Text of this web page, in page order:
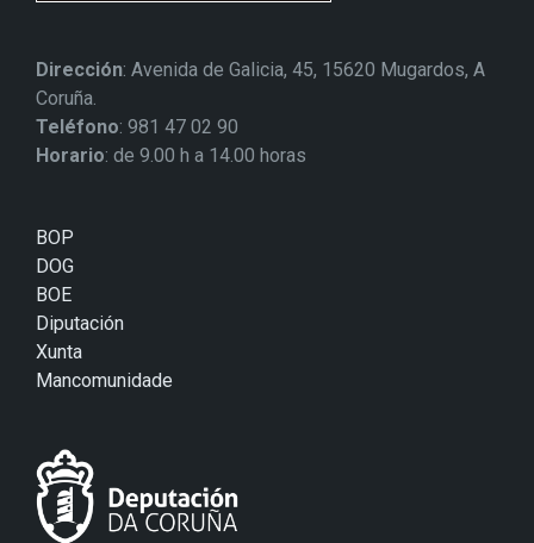
Dirección: Avenida de Galicia, 45, 15620 Mugardos, A
Coruña.
Teléfono: 981 47 02 90
Horario: de 9.00 h a 14.00 horas
BOP
DOG
BOE
Diputación
Xunta
Mancomunidade